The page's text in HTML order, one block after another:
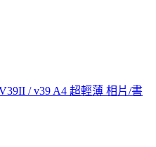
/ v39 A4 超輕薄 相片/書